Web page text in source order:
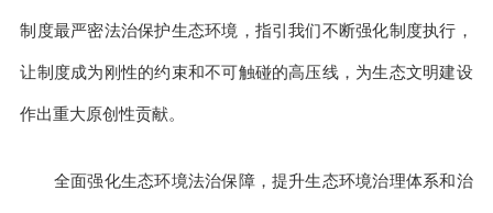
制度最严密法治保护生态环境，指引我们不断强化制度执行，
让制度成为刚性的约束和不可触碰的高压线，为生态文明建设
作出重大原创性贡献。
全面强化生态环境法治保障，提升生态环境治理体系和治